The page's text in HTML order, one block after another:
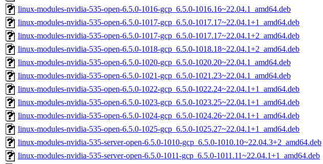
linux-modules-nvidia-535-open-6.5.0-1016-gcp_6.5.0-1016.16~22.04.1_amd64.deb
linux-modules-nvidia-535-open-6.5.0-1017-gcp_6.5.0-1017.17~22.04.1+1_amd64.deb
linux-modules-nvidia-535-open-6.5.0-1017-gcp_6.5.0-1017.17~22.04.1+2_amd64.deb
linux-modules-nvidia-535-open-6.5.0-1018-gcp_6.5.0-1018.18~22.04.1+2_amd64.deb
linux-modules-nvidia-535-open-6.5.0-1020-gcp_6.5.0-1020.20~22.04.1_amd64.deb
linux-modules-nvidia-535-open-6.5.0-1021-gcp_6.5.0-1021.23~22.04.1_amd64.deb
linux-modules-nvidia-535-open-6.5.0-1022-gcp_6.5.0-1022.24~22.04.1+1_amd64.deb
linux-modules-nvidia-535-open-6.5.0-1023-gcp_6.5.0-1023.25~22.04.1+1_amd64.deb
linux-modules-nvidia-535-open-6.5.0-1024-gcp_6.5.0-1024.26~22.04.1+1_amd64.deb
linux-modules-nvidia-535-open-6.5.0-1025-gcp_6.5.0-1025.27~22.04.1+1_amd64.deb
linux-modules-nvidia-535-server-open-6.5.0-1010-gcp_6.5.0-1010.10~22.04.3+2_amd64.deb
linux-modules-nvidia-535-server-open-6.5.0-1011-gcp_6.5.0-1011.11~22.04.1+1_amd64.deb